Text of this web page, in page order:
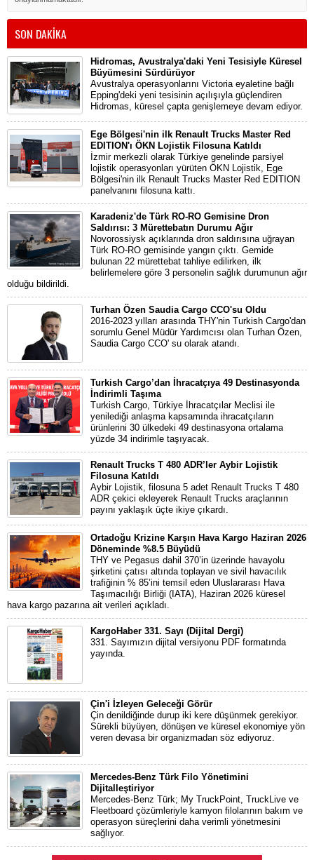
SON DAKİKA
Hidromas, Avustralya'daki Yeni Tesisiyle Küresel
Büyümesini Sürdürüyor
Avustralya operasyonlarını Victoria eyaletine bağlı
Epping'deki yeni tesisinin açılışıyla güçlendiren
Hidromas, küresel çapta genişlemeye devam ediyor.
Ege Bölgesi'nin ilk Renault Trucks Master Red
EDITION'ı ÖKN Lojistik Filosuna Katıldı
İzmir merkezli olarak Türkiye genelinde parsiyel
lojistik operasyonları yürüten ÖKN Lojistik, Ege
Bölgesi'nin ilk Renault Trucks Master Red EDITION
panelvanını filosuna kattı.
Karadeniz'de Türk RO-RO Gemisine Dron
Saldırısı: 3 Mürettebatın Durumu Ağır
Novorossiysk açıklarında dron saldırısına uğrayan
Türk RO-RO gemisinde yangın çıktı. Gemide
bulunan 22 mürettebat tahliye edilirken, ilk
belirlemelere göre 3 personelin sağlık durumunun ağır
olduğu bildirildi.
Turhan Özen Saudia Cargo CCO'su Oldu
2016-2023 yılları arasında THY'nin Turkish Cargo'dan
sorumlu Genel Müdür Yardımcısı olan Turhan Özen,
Saudia Cargo CCO' su olarak atandı.
Turkish Cargo’dan İhracatçıya 49 Destinasyonda
İndirimli Taşıma
Turkish Cargo, Türkiye İhracatçılar Meclisi ile
yenilediği anlaşma kapsamında ihracatçıların
ürünlerini 30 ülkedeki 49 destinasyona ortalama
yüzde 34 indirimle taşıyacak.
Renault Trucks T 480 ADR’ler Aybir Lojistik
Filosuna Katıldı
Aybir Lojistik, filosuna 5 adet Renault Trucks T 480
ADR çekici ekleyerek Renault Trucks araçlarının
payını yaklaşık üçte ikiye çıkardı.
Ortadoğu Krizine Karşın Hava Kargo Haziran 2026
Döneminde %8.5 Büyüdü
THY ve Pegasus dahil 370’in üzerinde havayolu
şirketini çatısı altında toplayan ve sivil havacılık
trafiğinin % 85’ini temsil eden Uluslararası Hava
Taşımacılığı Birliği (IATA), Haziran 2026 küresel
hava kargo pazarına ait verileri açıkladı.
KargoHaber 331. Sayı (Dijital Dergi)
331. Sayımızın dijital versiyonu PDF formatında
yayında.
Çin'i İzleyen Geleceği Görür
Çin denildiğinde durup iki kere düşünmek gerekiyor.
Sürekli büyüyen, dönüşen ve küresel ekonomiye yön
veren devasa bir organizmadan söz ediyoruz.
Mercedes-Benz Türk Filo Yönetimini
Dijitalleştiriyor
Mercedes-Benz Türk; My TruckPoint, TruckLive ve
Fleetboard çözümleriyle kamyon filolarının bakım ve
operasyon süreçlerini daha verimli yönetmesini
sağlıyor.